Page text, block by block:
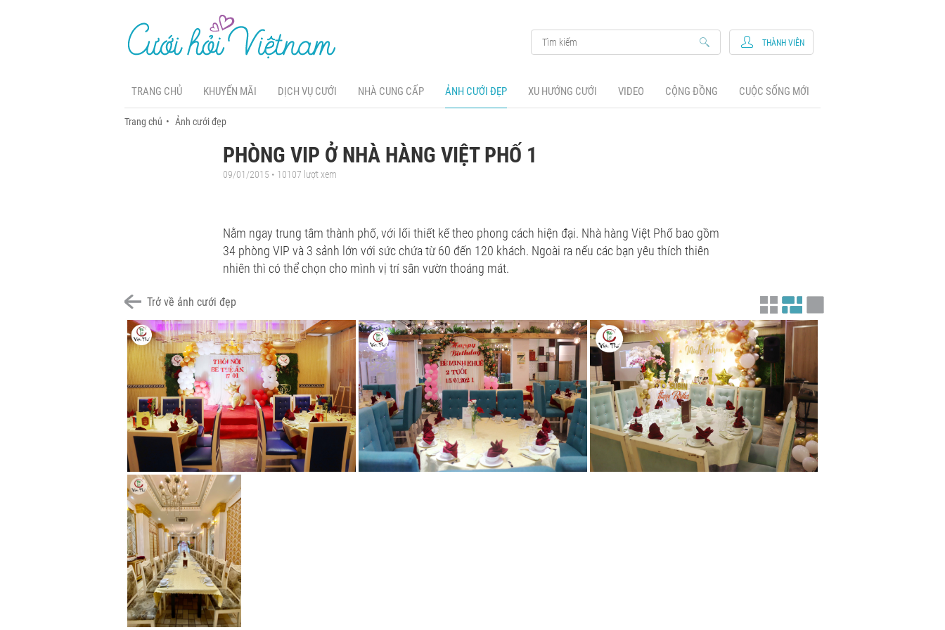
TRANG CHỦ KHUYẾN MÃI DỊCH VỤ CƯỚI NHÀ CUNG CẤP ẢNH CƯỚI ĐẸP XU HƯỚNG CƯỚI VIDEO CỘNG ĐỒNG CUỘC SỐNG MỚI
THÀNH VIÊN
Trang chủ Ảnh cưới đẹp
PHÒNG VIP Ở NHÀ HÀNG VIỆT PHỐ 1
09/01/2015 • 10107 lượt xem
Nằm ngay trung tâm thành phố, với lối thiết kế theo phong cách hiện đại. Nhà hàng Việt Phố bao gồm
34 phòng VIP và 3 sảnh lớn với sức chứa từ 60 đến 120 khách. Ngoài ra nếu các bạn yêu thích thiên
nhiên thì có thể chọn cho mình vị trí sân vườn thoáng mát.
Trở về ảnh cưới đẹp